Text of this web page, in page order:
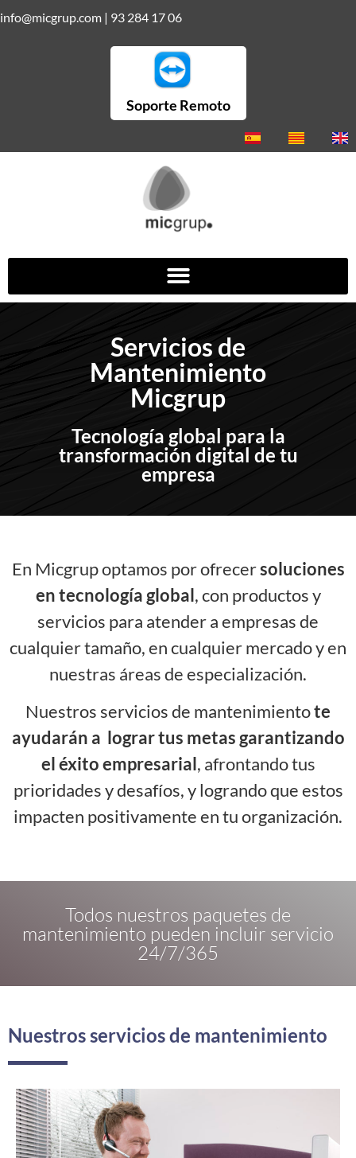
info@micgrup.com | 93 284 17 06
Soporte Remoto
Servicios de
Mantenimiento
Micgrup
Tecnología global para la
transformación digital de tu
empresa
En Micgrup optamos por ofrecersoluciones
en tecnología global, con productos y
servicios para atender a empresas de
cualquier tamaño, en cualquier mercado y en
nuestras áreas de especialización.
Nuestros servicios de mantenimientote
ayudarán a lograr tus metas garantizando
el éxito empresarial, afrontando tus
prioridades y desafíos, y logrando que estos
impacten positivamente en tu organización.
Todos nuestros paquetes de
mantenimiento pueden incluir servicio
24/7/365
Nuestros servicios de mantenimiento